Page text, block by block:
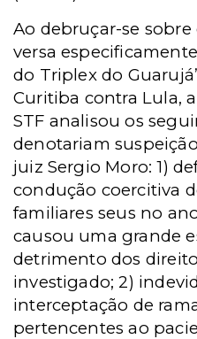
Ao debruçar-se sobre
versa
do Triplex do
Curitiba contra Lula,
STF analisou os
denotariam
juiz Sergio Moro: 1)
condução coercitiva
familiares seus no
causou uma grande
detrimento dos
investigado; 2)
interceptação de
pertencentes ao